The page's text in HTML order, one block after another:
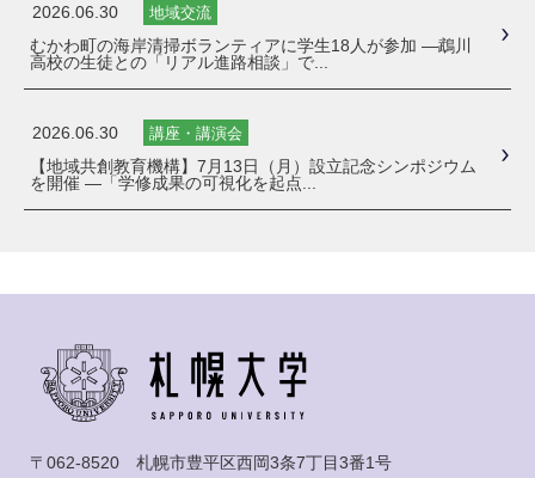
2026.06.30 地域交流
むかわ町の海岸清掃ボランティアに学生18人が参加 ―鵡川
高校の生徒との「リアル進路相談」で...
2026.06.30 講座・講演会
【地域共創教育機構】7月13日（月）設立記念シンポジウム
を開催 ―「学修成果の可視化を起点...
〒062-8520 札幌市豊平区西岡3条7丁目3番1号